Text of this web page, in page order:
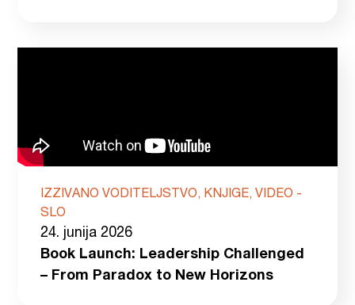
IZZIVANO VODITELJSTVO, KNJIGE, VIDEO -
SLO
24. junija 2026
Book Launch: Leadership Challenged
– From Paradox to New Horizons